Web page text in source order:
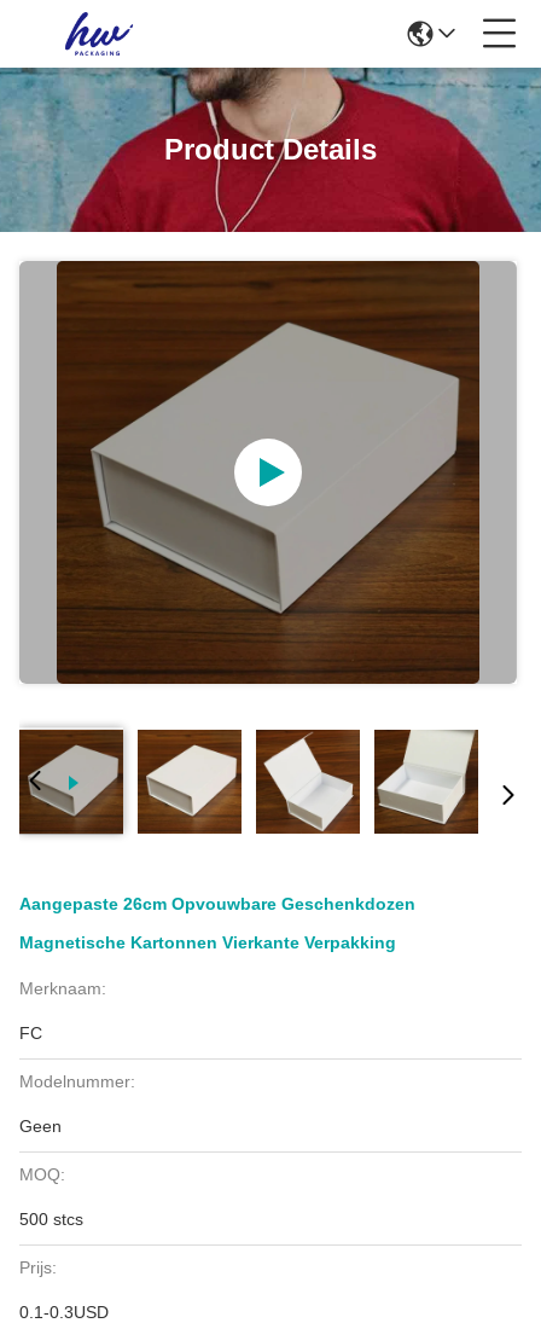
Product Details
Aangepaste 26cm Opvouwbare Geschenkdozen
Magnetische Kartonnen Vierkante Verpakking
Merknaam:
FC
Modelnummer:
Geen
MOQ:
500 stcs
Prijs:
0.1-0.3USD